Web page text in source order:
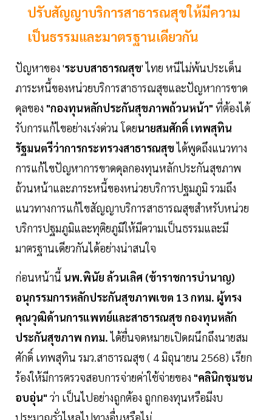
ปรับสัญญาบริการสาธารณสุขให้มีความ
เป็นธรรมและมาตรฐานเดียวกัน
ปัญหาของ 'ระบบสาธารณสุข' ไทย หนีไม่พ้นประเด็น
ภาระหนี้ของหน่วยบริการสาธารณสุขและปัญหาการขาด
ดุลของ "กองทุนหลักประกันสุขภาพถ้วนหน้า" ที่ต้องได้
รับการแก้ไขอย่างเร่งด่วน โดยนายสมศักดิ์ เทพสุทิน
รัฐมนตรีว่าการกระทรวงสาธารณสุขได้พูดถึงแนวทาง
การแก้ไขปัญหาการขาดดุลกองทุนหลักประกันสุขภาพ
ถ้วนหน้าและภาระหนี้ของหน่วยบริการปฐมภูมิ รวมถึง
แนวทางการแก้ไขสัญญาบริการสาธารณสุขสำหรับหน่วย
บริการปฐมภูมิและทุติยภูมิให้มีความเป็นธรรมและมี
มาตรฐานเดียวกันได้อย่างน่าสนใจ
ก่อนหน้านี้ นพ.พินัย ล้วนเลิศ (ข้าราชการบำนาญ)
อนุกรรมการหลักประกันสุขภาพเขต 13 กทม. ผู้ทรง
คุณวุฒิด้านการแพทย์และสาธารณสุข กองทุนหลัก
ประกันสุขภาพ กทม.ได้ยื่นจดหมายเปิดผนึกถึงนายสม
ศักดิ์ เทพสุทิน รมว.สาธารณสุข ( 4 มิถุนายน 2568) เรียก
ร้องให้มีการตรวจสอบการจ่ายค่าใช้จ่ายของ "คลินิกชุมชน
อบอุ่น" ว่า เป็นไปอย่างถูกต้อง ถูกกองทุนหรือมีงบ